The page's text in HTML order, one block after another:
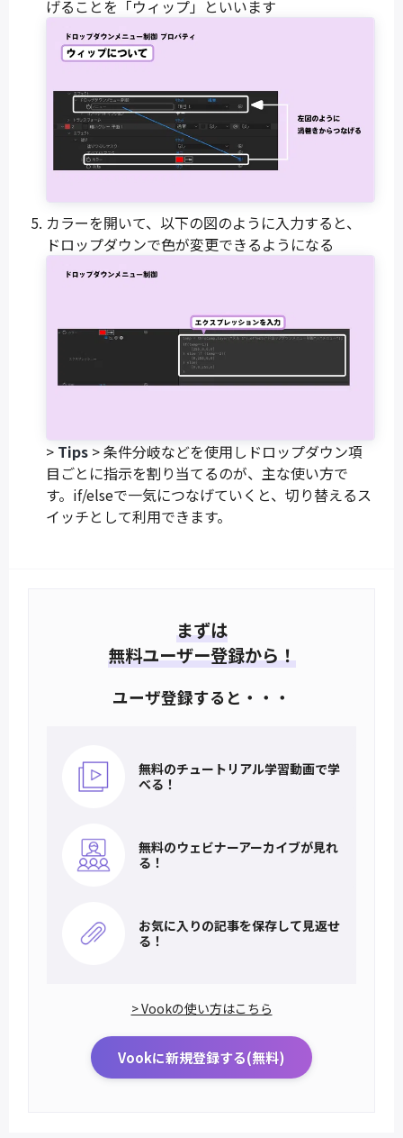
げることを「ウィップ」といいます
カラーを開いて、以下の図のように入力すると、
ドロップダウンで色が変更できるようになる
> Tips > 条件分岐などを使用しドロップダウン項
目ごとに指示を割り当てるのが、主な使い方で
す。if/elseで一気につなげていくと、切り替えるス
イッチとして利用できます。
まずは
無料ユーザー登録から！
ユーザ登録すると・・・
無料のチュートリアル学習動画で学
べる！
無料のウェビナーアーカイブが見れ
る！
お気に入りの記事を保存して見返せ
る！
> Vookの使い方はこちら
Vookに新規登録する(無料)